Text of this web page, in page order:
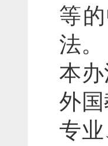
等
法。
本
外
专